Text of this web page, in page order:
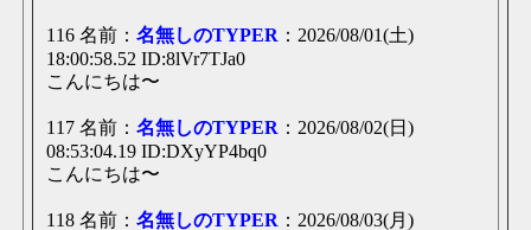
116 名前： 名無しのTYPER ：2026/08/01(土)
18:00:58.52 ID:8lVr7TJa0
こんにちは〜
117 名前： 名無しのTYPER ：2026/08/02(日)
08:53:04.19 ID:DXyYP4bq0
こんにちは〜
118 名前： 名無しのTYPER ：2026/08/03(月)